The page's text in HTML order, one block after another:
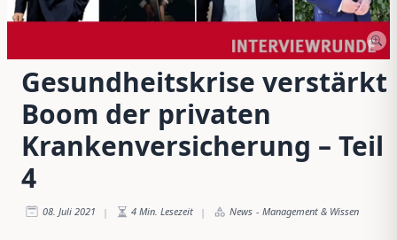
Gesundheitskrise verstärkt
Boom der privaten
Krankenversicherung – Teil
4
08. Juli 2021 | 4 Min. Lesezeit | News - Management & Wissen